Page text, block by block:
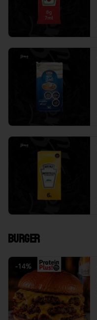
Burger
-14%